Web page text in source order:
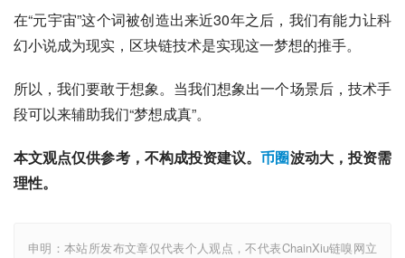
在“元宇宙”这个词被创造出来近30年之后，我们有能力让科
幻小说成为现实，区块链技术是实现这一梦想的推手。
所以，我们要敢于想象。当我们想象出一个场景后，技术手
段可以来辅助我们“梦想成真”。
本文观点仅供参考，不构成投资建议。币圈波动大，投资需
理性。
申明：本站所发布文章仅代表个人观点，不代表ChainXiu链嗅网立